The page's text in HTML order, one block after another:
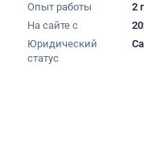
Опыт работы
2
На сайте с
Юридический
статус